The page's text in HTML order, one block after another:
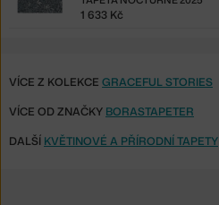
1 633 Kč
VÍCE Z KOLEKCE GRACEFUL STORIES
VÍCE OD ZNAČKY BORASTAPETER
DALŠÍ KVĚTINOVÉ A PŘÍRODNÍ TAPETY